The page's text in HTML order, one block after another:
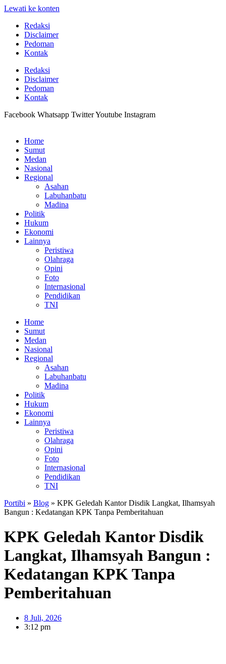
Lewati ke konten
Redaksi
Disclaimer
Pedoman
Kontak
Redaksi
Disclaimer
Pedoman
Kontak
Facebook Whatsapp TwitterYoutube Instagram
Home
Sumut
Medan
Nasional
Regional
Asahan
Labuhanbatu
Madina
Politik
Hukum
Ekonomi
Lainnya
Peristiwa
Olahraga
Opini
Foto
Internasional
Pendidikan
TNI
Home
Sumut
Medan
Nasional
Regional
Asahan
Labuhanbatu
Madina
Politik
Hukum
Ekonomi
Lainnya
Peristiwa
Olahraga
Opini
Foto
Internasional
Pendidikan
TNI
Portibi » Blog » KPK Geledah Kantor Disdik Langkat, Ilhamsyah
Bangun : Kedatangan KPK Tanpa Pemberitahuan
KPK Geledah Kantor Disdik
Langkat, Ilhamsyah Bangun :
Kedatangan KPK Tanpa
Pemberitahuan
8 Juli, 2026
3:12 pm